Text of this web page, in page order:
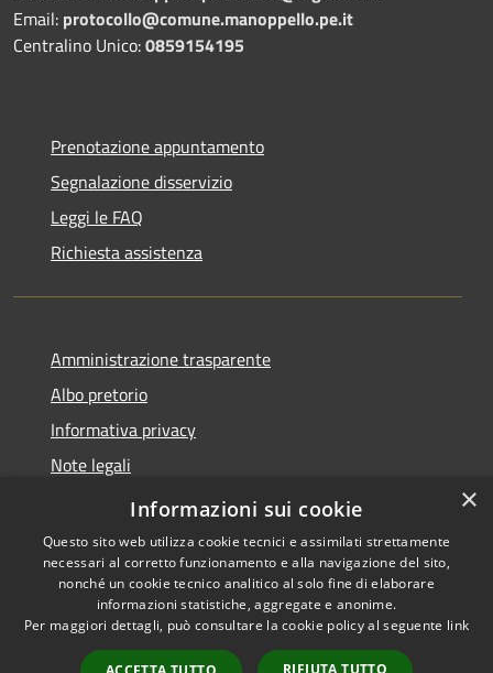
Email: protocollo@comune.manoppello.pe.it
Centralino Unico:0859154195
Prenotazione appuntamento
Segnalazione disservizio
Leggi le FAQ
Richiesta assistenza
Amministrazione trasparente
Albo pretorio
Informativa privacy
Note legali
Dichiarazione di accessibilità
Accessibilità
Copyright © 2026 • Comune di
Manoppello • Powered by
Municipium• Accesso
×
Informazioni sui cookie
Questo sito web utilizza cookie tecnici e assimilati strettamente
necessari al corretto funzionamento e alla navigazione del sito,
nonché un cookie tecnico analitico al solo fine di elaborare
informazioni statistiche, aggregate e anonime.
Per maggiori dettagli, può consultare la cookie policy al seguente link
RIFIUTA TUTTO